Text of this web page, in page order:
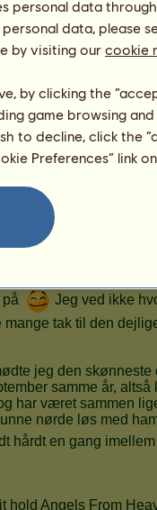
personal data
data, please
by visiting our cookie
by clicking the
game browsing
to decline, click the
Preferences” link